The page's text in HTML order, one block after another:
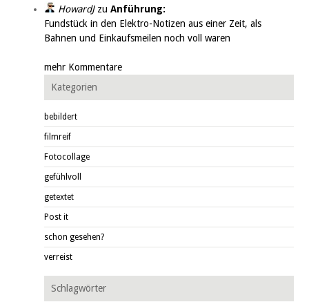
HowardJzuAnführung:
Fundstück in den Elektro-Notizen aus einer Zeit, als
Bahnen und Einkaufsmeilen noch voll waren
mehr Kommentare
Kategorien
bebildert
filmreif
Fotocollage
gefühlvoll
getextet
Post it
schon gesehen?
verreist
Schlagwörter